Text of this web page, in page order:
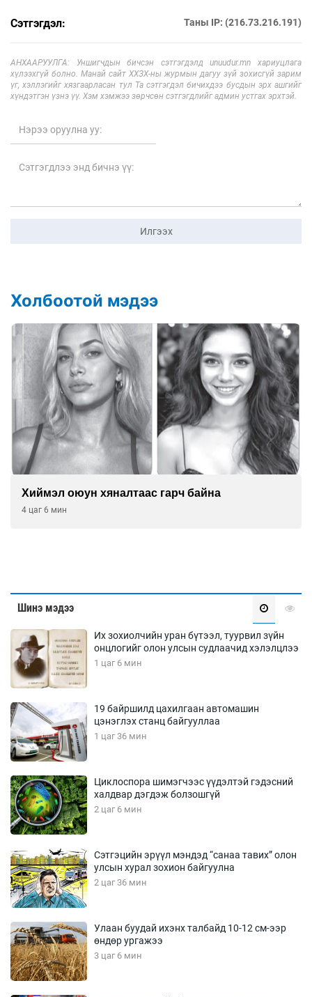
Сэтгэгдэл: Таны IP: (216.73.216.191)
АНХААРУУЛГА: Уншигчдын бичсэн сэтгэгдэлд unuudur.mn хариуцлага
хүлээхгүй болно. Манай сайт ХХЗХ-ны журмын дагуу зүй зохисгүй зарим
үг, хэллэгийг хязгаарласан тул Та сэтгэгдэл бичихдээ бусдын эрх ашгийг
хүндэтгэн үзнэ үү. Хэм хэмжээ зөрчсөн сэтгэгдлийг админ устгах эрхтэй.
Илгээх
Холбоотой мэдээ
Хиймэл оюун хяналтаас гарч байна
4 цаг 6 мин
Шинэ мэдээ
Их зохиолчийн уран бүтээл, туурвил зүйн
онцлогийг олон улсын судлаачид хэлэлцлээ
1 цаг 6 мин
19 байршилд цахилгаан автомашин
цэнэглэх станц байгууллаа
1 цаг 36 мин
Циклоспора шимэгчээс үүдэлтэй гэдэсний
халдвар дэгдэж болзошгүй
2 цаг 6 мин
Сэтгэцийн эрүүл мэндэд “санаа тавих” олон
улсын хурал зохион байгуулна
2 цаг 36 мин
Улаан буудай ихэнх талбайд 10-12 см-ээр
өндөр ургажээ
3 цаг 6 мин